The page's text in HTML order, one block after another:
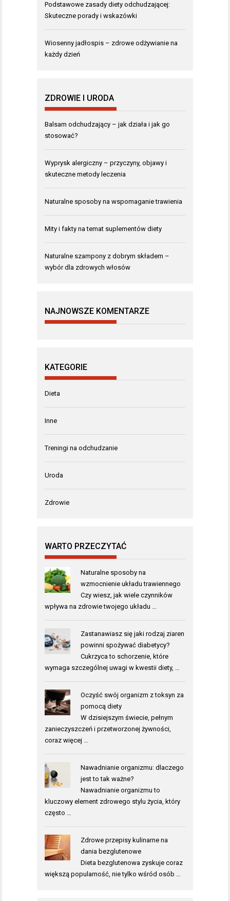
Podstawowe zasady diety odchudzającej:
Skuteczne porady i wskazówki
Wiosenny jadłospis – zdrowe odżywianie na
każdy dzień
ZDROWIE I URODA
Balsam odchudzający – jak działa i jak go
stosować?
Wyprysk alergiczny – przyczyny, objawy i
skuteczne metody leczenia
Naturalne sposoby na wspomaganie trawienia
Mity i fakty na temat suplementów diety
Naturalne szampony z dobrym składem –
wybór dla zdrowych włosów
NAJNOWSZE KOMENTARZE
KATEGORIE
Dieta
Inne
Treningi na odchudzanie
Uroda
Zdrowie
WARTO PRZECZYTAĆ
Naturalne sposoby na
wzmocnienie układu trawiennego
Czy wiesz, jak wiele czynników
wpływa na zdrowie twojego układu …
Zastanawiasz się jaki rodzaj ziaren
powinni spożywać diabetycy?
Cukrzyca to schorzenie, które
wymaga szczególnej uwagi w kwestii diety, …
Oczyść swój organizm z toksyn za
pomocą diety
W dzisiejszym świecie, pełnym
zanieczyszczeń i przetworzonej żywności,
coraz więcej …
Nawadnianie organizmu: dlaczego
jest to tak ważne?
Nawadnianie organizmu to
kluczowy element zdrowego stylu życia, który
często …
Zdrowe przepisy kulinarne na
dania bezglutenowe
Dieta bezglutenowa zyskuje coraz
większą popularność, nie tylko wśród osób …